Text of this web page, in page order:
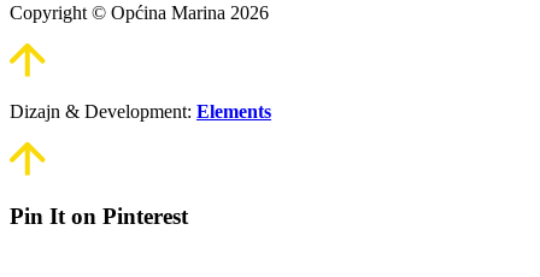
Copyright © Općina Marina 2026
Dizajn & Development: Elements
Pin It on Pinterest